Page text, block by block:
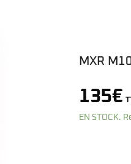
MXR
135€
EN STOCK.